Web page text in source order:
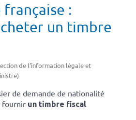
:
un timbre
de l’information légale et
de demande de nationalité
fournir un timbre fiscal